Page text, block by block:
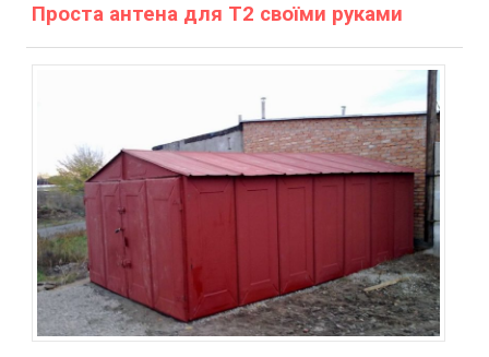
Проста антена для Т2 своїми руками